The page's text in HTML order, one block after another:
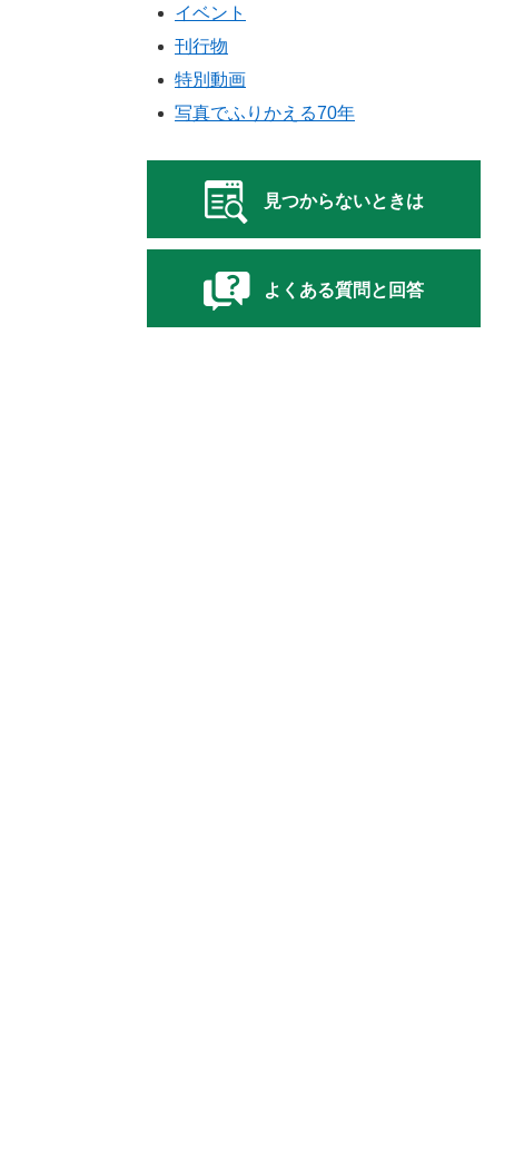
イベント
刊行物
特別動画
写真でふりかえる70年
見つからないときは
よくある質問と回答